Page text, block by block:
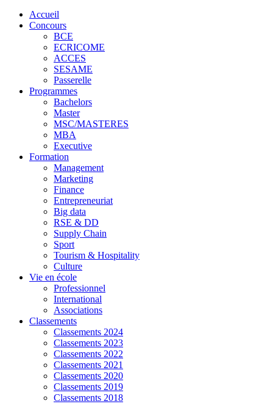
Accueil
Concours
BCE
ECRICOME
ACCES
SESAME
Passerelle
Programmes
Bachelors
Master
MSC/MASTERES
MBA
Executive
Formation
Management
Marketing
Finance
Entrepreneuriat
Big data
RSE & DD
Supply Chain
Sport
Tourism & Hospitality
Culture
Vie en école
Professionnel
International
Associations
Classements
Classements 2024
Classements 2023
Classements 2022
Classements 2021
Classements 2020
Classements 2019
Classements 2018